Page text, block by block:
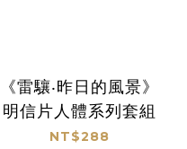
《雷驤‧昨日的風景》
明信片人體系列套組
NT$288